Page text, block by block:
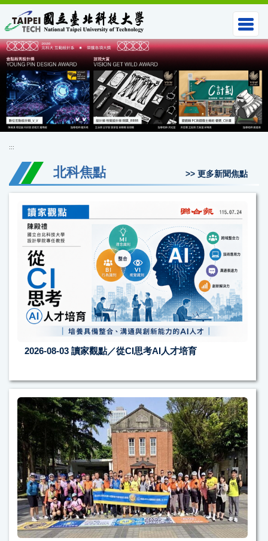
到
主
要
內
容
區
:::
北科焦點
2026-08-03讀家觀點／從CI思考AI人才培育
>> 更多新聞焦點